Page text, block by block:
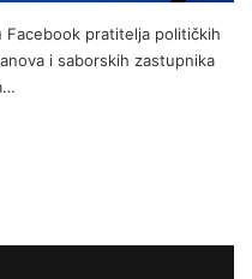
Facebook pratitelja političkih
i saborskih zastupnika